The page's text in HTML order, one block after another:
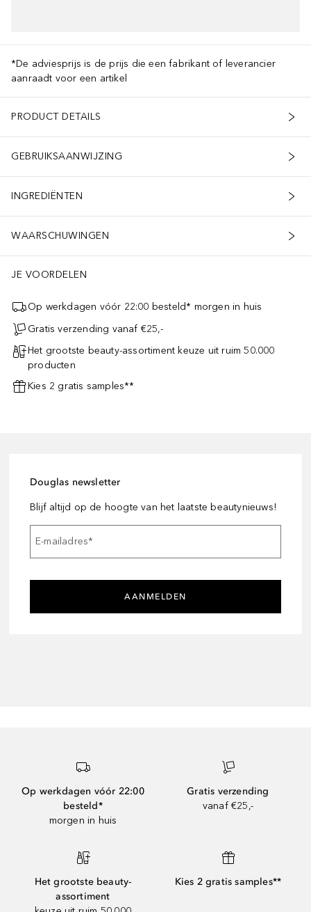
*De adviesprijs is de prijs die een fabrikant of leverancier
aanraadt voor een artikel
PRODUCT DETAILS
GEBRUIKSAANWIJZING
INGREDIËNTEN
WAARSCHUWINGEN
JE VOORDELEN
Op werkdagen vóór 22:00 besteld* morgen in huis
Gratis verzending vanaf €25,-
Het grootste beauty-assortiment keuze uit ruim 50.000
producten
Kies 2 gratis samples**
Douglas newsletter
Blijf altijd op de hoogte van het laatste beautynieuws!
E-mailadres*
AANMELDEN
Op werkdagen vóór 22:00
besteld*
morgen in huis
Gratis verzending
vanaf €25,-
Het grootste beauty-
assortiment
Kies 2 gratis samples**